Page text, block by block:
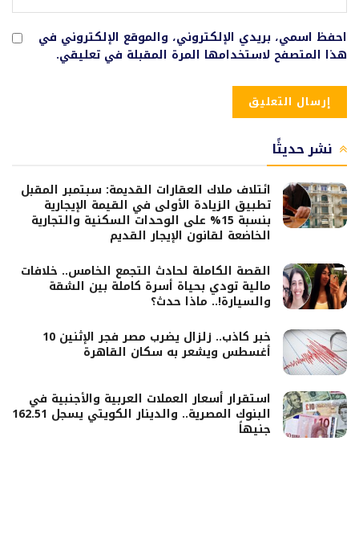
احفظ اسمي، بريدي الإلكتروني، والموقع الإلكتروني في
هذا المتصفح لاستخدامها المرة المقبلة في تعليقي.
نشر حديثًا
ائتلاف ملاك العقارات القديمة: سبتمبر المقبل
تطبيق الزيادة الأولى في القيمة الإيجارية
بنسبة 15% على الوحدات السكنية والتجارية
الخاضعة لقانون الإيجار القديم
القصة الكاملة لحادث التجمع الخامس.. خلافات
مالية تودي بحياة أسرة كاملة بين الشقة
والسيارة!.. ماذا حدث؟
خبر كاذب.. زلزال يضرب مصر فجر الإثنين 10
أغسطس ويشعر به سكان القاهرة
استقرار أسعار العملات العربية والأجنبية في
البنوك المصرية.. والدينار الكويتي يسجل 162.51
جنيهاً